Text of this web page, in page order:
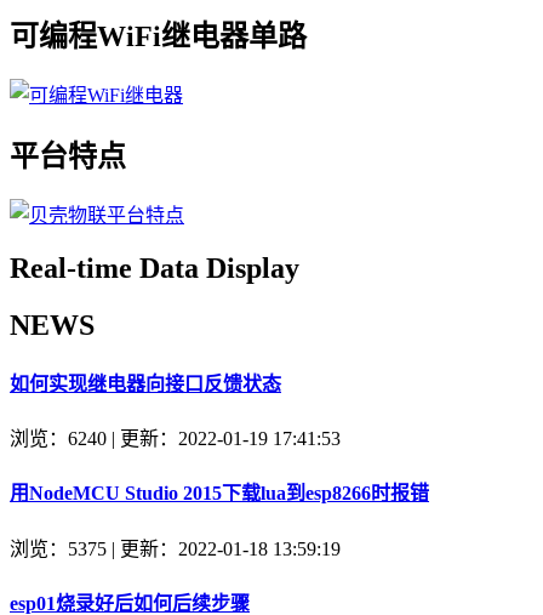
可编程WiFi继电器单路
平台特点
Real-time Data Display
NEWS
如何实现继电器向接口反馈状态
浏览：6240 | 更新：2022-01-19 17:41:53
用NodeMCU Studio 2015下载lua到esp8266时报错
浏览：5375 | 更新：2022-01-18 13:59:19
esp01烧录好后如何后续步骤